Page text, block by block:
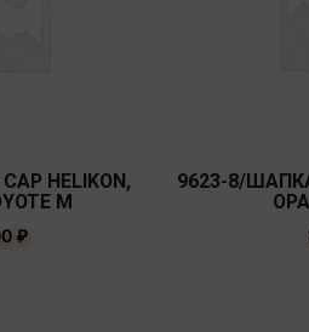
HELIKON,
M
₽
9623-8/